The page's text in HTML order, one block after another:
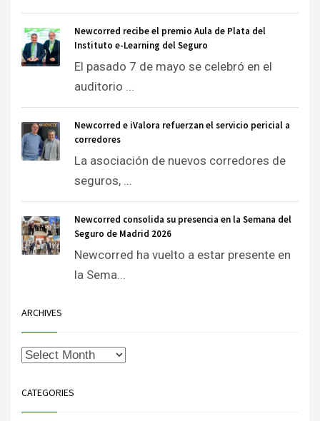
Newcorred recibe el premio Aula de Plata del
Instituto e-Learning del Seguro
El pasado 7 de mayo se celebró en el
auditorio ...
Newcorred e iValora refuerzan el servicio pericial a
corredores
La asociación de nuevos corredores de
seguros, ...
Newcorred consolida su presencia en la Semana del
Seguro de Madrid 2026
Newcorred ha vuelto a estar presente en
la Sema...
ARCHIVES
CATEGORIES